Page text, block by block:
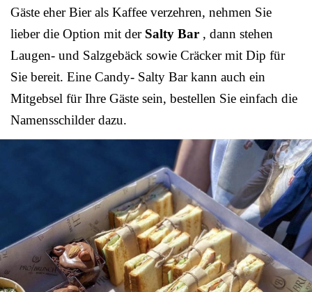
Gäste eher Bier als Kaffee verzehren, nehmen Sie
lieber die Option mit derSalty Bar , dann stehen
Laugen- und Salzgebäck sowie Cräcker mit Dip für
Sie bereit. Eine Candy- Salty Bar kann auch ein
Mitgebsel für Ihre Gäste sein, bestellen Sie einfach die
Namensschilder dazu.